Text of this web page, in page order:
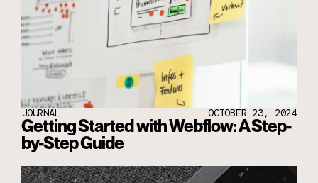
JOURNAL OCTOBER 23, 2024
Getting Started with Webflow: A Step-
by-Step Guide